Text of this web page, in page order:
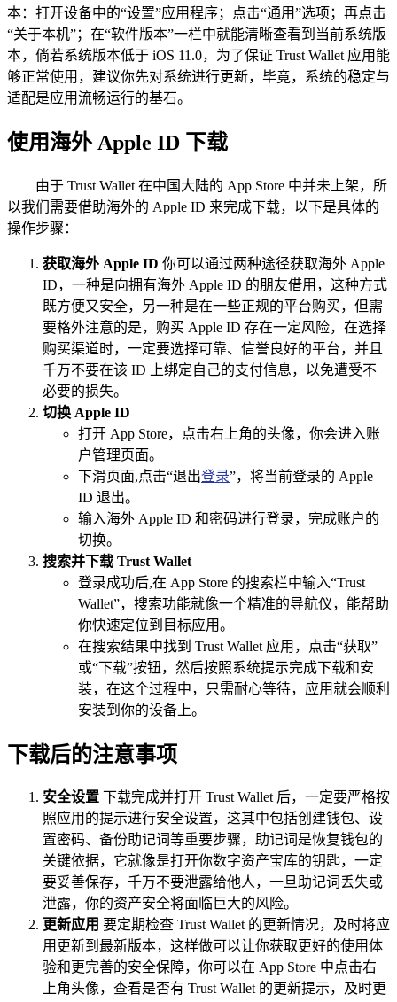
本：打开设备中的“设置”应用程序；点击“通用”选项；再点击
“关于本机”；在“软件版本”一栏中就能清晰查看到当前系统版
本，倘若系统版本低于 iOS 11.0，为了保证 Trust Wallet 应用能
够正常使用，建议你先对系统进行更新，毕竟，系统的稳定与
适配是应用流畅运行的基石。
使用海外 Apple ID 下载
由于 Trust Wallet 在中国大陆的 App Store 中并未上架，所
以我们需要借助海外的 Apple ID 来完成下载，以下是具体的
操作步骤：
获取海外 Apple ID 你可以通过两种途径获取海外 Apple
ID，一种是向拥有海外 Apple ID 的朋友借用，这种方式
既方便又安全，另一种是在一些正规的平台购买，但需
要格外注意的是，购买 Apple ID 存在一定风险，在选择
购买渠道时，一定要选择可靠、信誉良好的平台，并且
千万不要在该 ID 上绑定自己的支付信息，以免遭受不
必要的损失。
切换 Apple ID
打开 App Store，点击右上角的头像，你会进入账
户管理页面。
下滑页面,点击“退出登录”，将当前登录的 Apple
ID 退出。
输入海外 Apple ID 和密码进行登录，完成账户的
切换。
搜索并下载 Trust Wallet
登录成功后,在 App Store 的搜索栏中输入“Trust
Wallet”，搜索功能就像一个精准的导航仪，能帮助
你快速定位到目标应用。
在搜索结果中找到 Trust Wallet 应用，点击“获取”
或“下载”按钮，然后按照系统提示完成下载和安
装，在这个过程中，只需耐心等待，应用就会顺利
安装到你的设备上。
下载后的注意事项
安全设置 下载完成并打开 Trust Wallet 后，一定要严格按
照应用的提示进行安全设置，这其中包括创建钱包、设
置密码、备份助记词等重要步骤，助记词是恢复钱包的
关键依据，它就像是打开你数字资产宝库的钥匙，一定
要妥善保存，千万不要泄露给他人，一旦助记词丢失或
泄露，你的资产安全将面临巨大的风险。
更新应用 要定期检查 Trust Wallet 的更新情况，及时将应
用更新到最新版本，这样做可以让你获取更好的使用体
验和更完善的安全保障，你可以在 App Store 中点击右
上角头像，查看是否有 Trust Wallet 的更新提示，及时更